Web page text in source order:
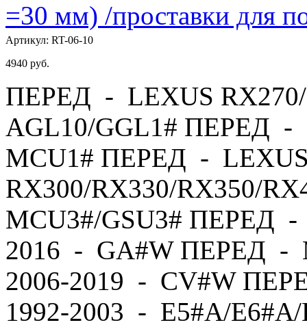
=30 мм) /проставки для
Артикул: RT-06-10
4940 руб.
ПЕРЕД - LEXUS
AGL10/GGL1# ПЕРЕД -
MCU1# ПЕРЕД -
RX300/RX330/RX350/
MCU3#/GSU3# ПЕРЕД
2016 - GA#W ПЕРЕД -
2006-2019 - CV#W
1992-2003 - E5#A/